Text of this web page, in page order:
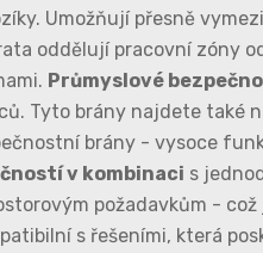
Umožňují přesně
oddělují pracovní zóny
Průmyslové
Tyto brány najdete
brány - vysoce
v kombinaci s
požadavkům -
s řešeními, která